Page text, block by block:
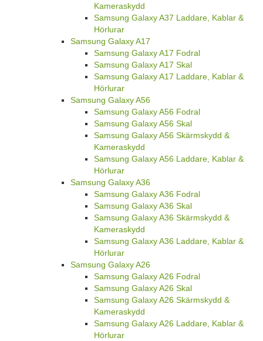
Kameraskydd
Samsung Galaxy A37 Laddare, Kablar &
Hörlurar
Samsung Galaxy A17
Samsung Galaxy A17 Fodral
Samsung Galaxy A17 Skal
Samsung Galaxy A17 Laddare, Kablar &
Hörlurar
Samsung Galaxy A56
Samsung Galaxy A56 Fodral
Samsung Galaxy A56 Skal
Samsung Galaxy A56 Skärmskydd &
Kameraskydd
Samsung Galaxy A56 Laddare, Kablar &
Hörlurar
Samsung Galaxy A36
Samsung Galaxy A36 Fodral
Samsung Galaxy A36 Skal
Samsung Galaxy A36 Skärmskydd &
Kameraskydd
Samsung Galaxy A36 Laddare, Kablar &
Hörlurar
Samsung Galaxy A26
Samsung Galaxy A26 Fodral
Samsung Galaxy A26 Skal
Samsung Galaxy A26 Skärmskydd &
Kameraskydd
Samsung Galaxy A26 Laddare, Kablar &
Hörlurar